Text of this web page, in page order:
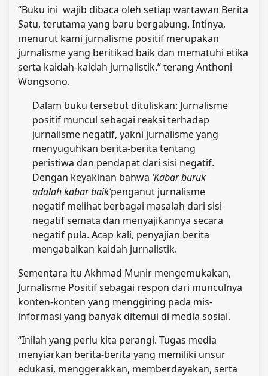
“Buku ini wajib dibaca oleh setiap wartawan Berita
Satu, terutama yang baru bergabung. Intinya,
menurut kami jurnalisme positif merupakan
jurnalisme yang beritikad baik dan mematuhi etika
serta kaidah-kaidah jurnalistik.” terang Anthoni
Wongsono.
Dalam buku tersebut dituliskan: Jurnalisme
positif muncul sebagai reaksi terhadap
jurnalisme negatif, yakni jurnalisme yang
menyuguhkan berita-berita tentang
peristiwa dan pendapat dari sisi negatif.
Dengan keyakinan bahwa ‘Kabar buruk
adalah kabar baik’penganut jurnalisme
negatif melihat berbagai masalah dari sisi
negatif semata dan menyajikannya secara
negatif pula. Acap kali, penyajian berita
mengabaikan kaidah jurnalistik.
Sementara itu Akhmad Munir mengemukakan,
Jurnalisme Positif sebagai respon dari munculnya
konten-konten yang menggiring pada mis-
informasi yang banyak ditemui di media sosial.
“Inilah yang perlu kita perangi. Tugas media
menyiarkan berita-berita yang memiliki unsur
edukasi, menggerakkan, memberdayakan, serta